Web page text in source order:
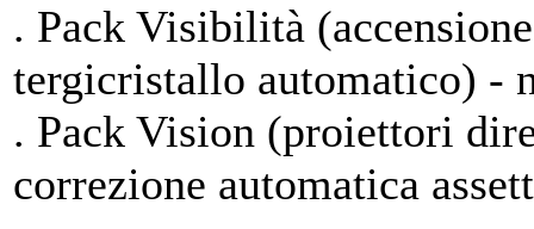
. Pack Visibilità
tergicristallo automatico) -
. Pack Vision (proiettori
correzione automatica